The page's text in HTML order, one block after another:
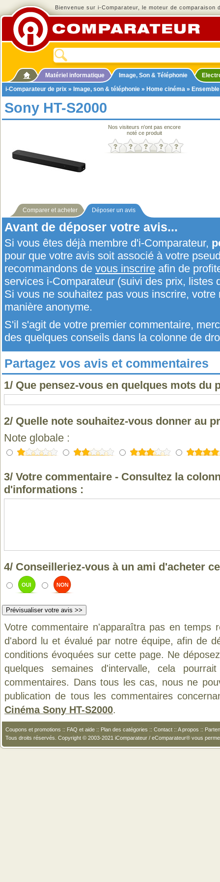
Bienvenue sur i-Comparateur, le moteur de comparaison
Matériel informatique Image, Son & Téléphonie
i-Comparateur de prix » Image, son & téléphonie » Home cinéma »
Sony HT-S2000
Nos visiteurs n'ont pas encore
noté ce produit
Comparer et acheter Déposer un avis
Avant de déposer votre avis...
Si vous êtes déjà membre d'i-Comparateur,
pour que votre avis soit associé à votre
recommandons de vous inscrire afin de
services i-Comparateur (suivi des prix, listes
Si vous ne souhaitez pas vous inscrire,
manière anonyme.
S'il s'agit de votre premier commentaire,
des quelques conseils dans la colonne de
Partagez vos avis et commentaires
1/ Que pensez-vous en quelques mots du
2/ Quelle note souhaitez-vous donner au
Note globale :
3/ Votre commentaire - Consultez la
d'informations :
4/ Conseilleriez-vous à un ami d'acheter
Votre commentaire n'apparaîtra pas en temps
d'abord lu et évalué par notre équipe, afin de
conditions évoquées sur cette page. Ne
quelques semaines d'intervalle, cela
commentaires. Dans tous les cas, nous ne
publication de tous les commentaires
Cinéma Sony HT-S2000.
Coupons et promotions :: FAQ et aide :: Plan des catégories :: Contact :: A propos ::
Tous droits réservés. Copyright © 2003-2021 iComparateur / eComparateur® vous